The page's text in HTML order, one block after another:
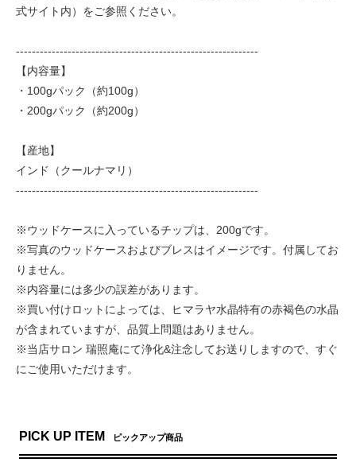
式サイト内）をご参照ください。
-------------------------------------------------------------
【内容量】
・100gパック（約100g）
・200gパック（約200g）
【産地】
インド（クールナマリ）
-------------------------------------------------------------
※ウッドケースに入っているチップは、200gです。
※写真のウッドケースおよびブレスはイメージです。付属してお
りません。
※内容量には多少の誤差があります。
※買い付けロットによっては、ヒマラヤ水晶特有の赤褐色の水晶
が含まれていますが、品質上問題はありません。
※当店サロン 瑞照庵にて浄化&注念してお送りしますので、すぐ
にご使用いただけます。
PICK UP ITEM ピックアップ商品